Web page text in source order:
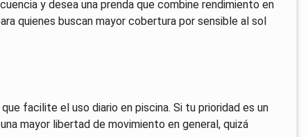
y desea una prenda que combine rendimiento en
quienes buscan mayor cobertura por sensible al sol
facilite el uso diario en piscina. Si tu prioridad es un
mayor libertad de movimiento en general, quizá